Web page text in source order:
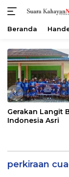
konten
Beranda
«
Gerakan Langit
Indonesia Asri
perkiraan